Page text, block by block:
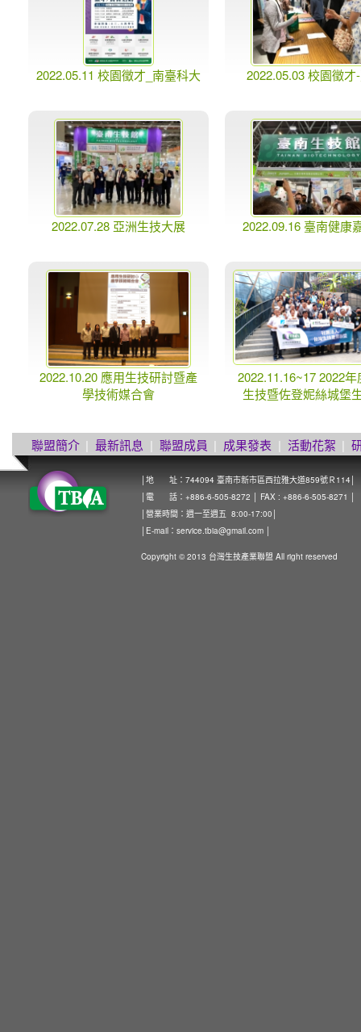
2022.05.11 校園徵才_南臺科大 2022.05.03 校園徵才
2022.07.28 亞洲生技大展 2022.09.16 臺南健康
2022.10.20 應用生技研討暨產
學技術媒合會
2022.11.16~17 2022
生技暨佐登妮絲城堡
聯盟簡介 | 最新訊息 | 聯盟成員 | 成果發表 | 活動花絮 |
│地 址：744094 臺南市新市區西拉雅大道859號Ｒ114│
│電 話：+886-6-505-8272 │ FAX : +886-6-505-8271 │
│營業時間：週一至週五 8:00-17:00│
│E-mail： service.tbia@gmail.com
Copyright © 2013 台灣生技產業聯盟 All right reserved